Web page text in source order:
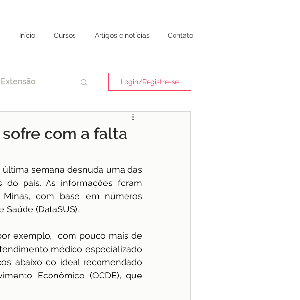
Início Cursos Artigos e notícias Contato
Extensão
19
Avaliação
Login/Registre-se
com a falta
semana desnuda uma das
país. As informações foram
com base em números
(DataSUS).
exemplo,  com pouco mais de
médico especializado
abaixo do ideal recomendado
Econômico (OCDE), que